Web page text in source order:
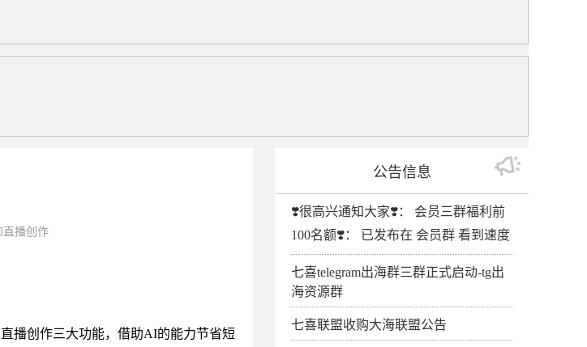
直播创作
播创作三大功能，借助AI的能力节省短
公告信息
❣️很高兴通知大家❣️： 会员三群福利前
100名额❣️： 已发布在 会员群 看到速度
七喜telegram出海群三群正式启动-tg出
海资源群
七喜联盟收购大海联盟公告